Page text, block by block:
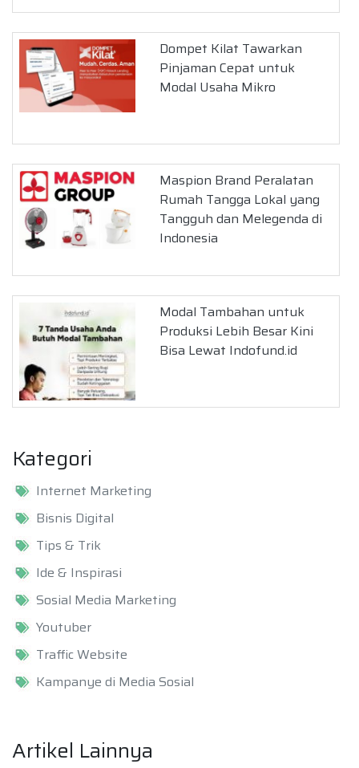
Dompet Kilat Tawarkan
Pinjaman Cepat untuk
Modal Usaha Mikro
Maspion Brand Peralatan
Rumah Tangga Lokal yang
Tangguh dan Melegenda di
Indonesia
Modal Tambahan untuk
Produksi Lebih Besar Kini
Bisa Lewat Indofund.id
Kategori
Internet Marketing
Bisnis Digital
Tips & Trik
Ide & Inspirasi
Sosial Media Marketing
Youtuber
Traffic Website
Kampanye di Media Sosial
Artikel Lainnya